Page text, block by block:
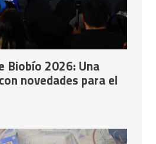
Biobío 2026: Una
novedades para el